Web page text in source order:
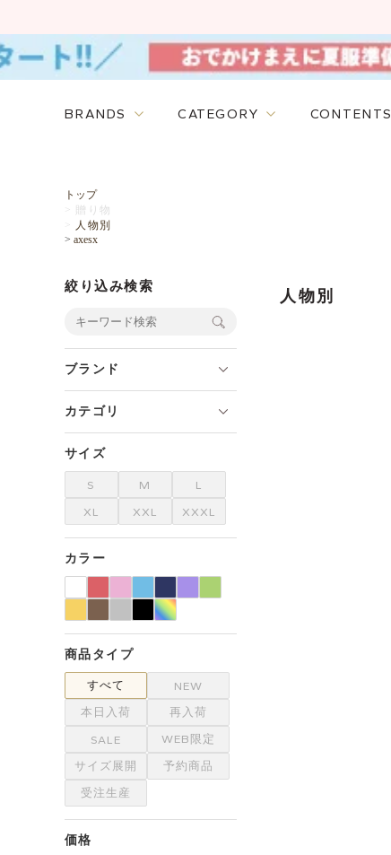
BRANDS CATEGORY CONTENTS
トップ
>
贈り物
> 人物別
> axesx
絞り込み検索
ブランド
カテゴリ
サイズ
S M
L
XL
XXL XXXL
カラー
商品タイプ
すべて
NEW
本日入荷
再入荷
SALE
WEB限定
サイズ展開
予約商品
受注生産
価格
人物別